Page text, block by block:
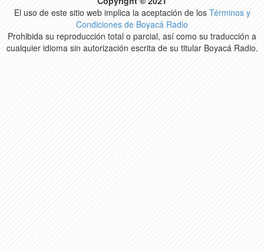
El uso de este sitio web implica la aceptación de los Términos y
Condiciones de Boyacá Radio
Prohibida su reproducción total o parcial, así como su traducción a
cualquier idioma sin autorización escrita de su titular Boyacá Radio.